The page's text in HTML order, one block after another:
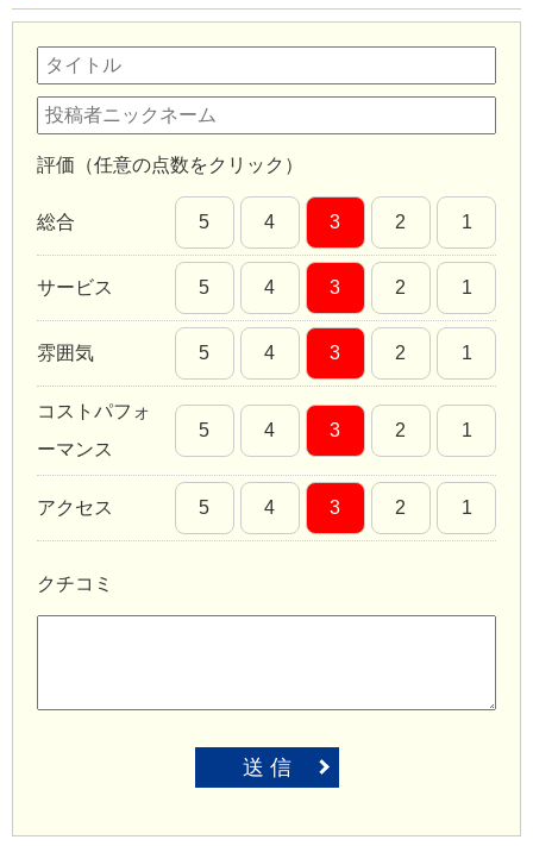
評価（任意の点数をクリック）
総合 5 4 3 2 1
サービス 5 4 3 2 1
雰囲気 5 4 3 2 1
コストパフォ
ーマンス
5 4 3 2 1
アクセス 5 4 3 2 1
クチコミ
送 信